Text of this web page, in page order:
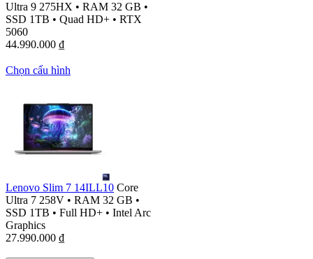
Ultra 9 275HX • RAM 32 GB •
SSD 1TB • Quad HD+ • RTX
5060
44.990.000 ₫
Chọn cấu hình
Lenovo Slim 7 14ILL10 Core
Ultra 7 258V • RAM 32 GB •
SSD 1TB • Full HD+ • Intel Arc
Graphics
27.990.000 ₫